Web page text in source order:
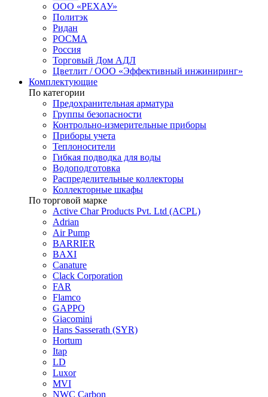
ООО «РЕХАУ»
Политэк
Ридан
РОСМА
Россия
Торговый Дом АДЛ
Цветлит / ООО «Эффективный инжиниринг»
Комплектующие
По категории
Предохранительная арматура
Группы безопасности
Контрольно-измерительные приборы
Приборы учета
Теплоносители
Гибкая подводка для воды
Водоподготовка
Распределительные коллекторы
Коллекторные шкафы
По торговой марке
Active Char Products Pvt. Ltd (ACPL)
Adrian
Air Pump
BARRIER
BAXI
Canature
Clack Corporation
FAR
Flamco
GAPPO
Giacomini
Hans Sasserath (SYR)
Hortum
Itap
LD
Luxor
MVI
NWC Carbon